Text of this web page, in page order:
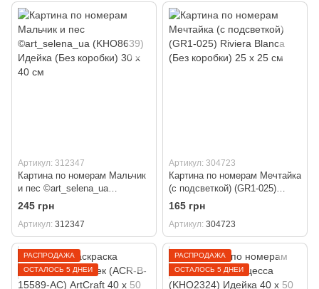
Артикул: 312347
Картина по номерам Мальчик
и пес ©art_selena_ua
(KHO8639) Идейка (Без
коробки) 30 х 40 см
245 грн
Артикул 312347
Артикул: 304723
Картина по номерам Мечтайка
(с подсветкой) (GR1-025)
Riviera Blanca (Без коробки)
25 х 25 см
165 грн
Артикул 304723
РАСПРОДАЖА
ОСТАЛОСЬ 5 ДНЕЙ
РАСПРОДАЖА
ОСТАЛОСЬ 5 ДНЕЙ